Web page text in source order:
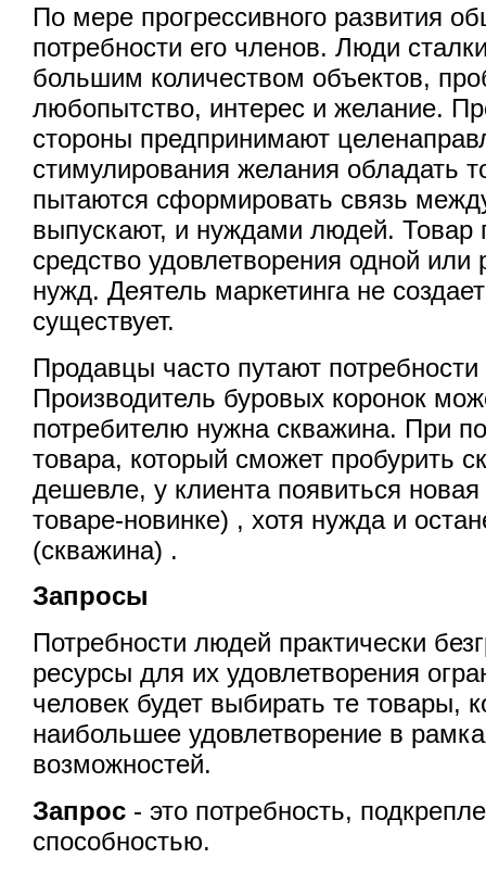
По мере прогрессивного развития
потребности его членов. Люди
большим количеством объектов,
любопытство, интерес и желание.
стороны предпринимают
стимулирования желания обладать
пытаются сформировать связь
выпускают, и нуждами людей. Товар
средство удовлетворения одной
нужд. Деятель маркетинга не
существует.
Продавцы часто путают
Производитель буровых коронок
потребителю нужна скважина. При
товара, который сможет пробурить
дешевле, у клиента появиться новая
товаре-новинке) , хотя нужда и
(скважина) .
Запросы
Потребности людей практически
ресурсы для их удовлетворения
человек будет выбирать те товары,
наибольшее удовлетворение в
возможностей.
Запрос - это потребность,
способностью.